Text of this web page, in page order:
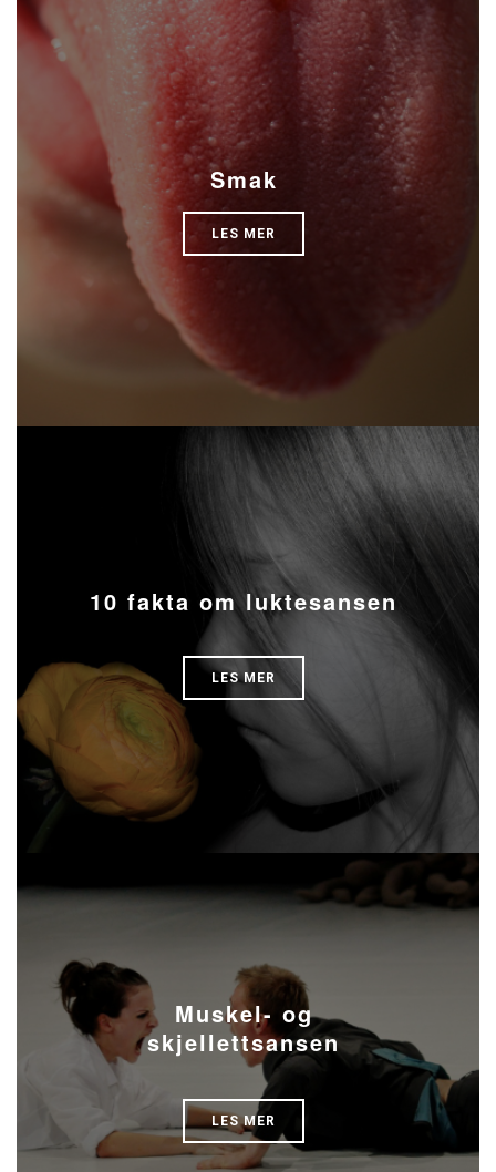
Smak
LES MER
10 fakta om luktesansen
LES MER
Muskel- og
skjellettsansen
LES MER